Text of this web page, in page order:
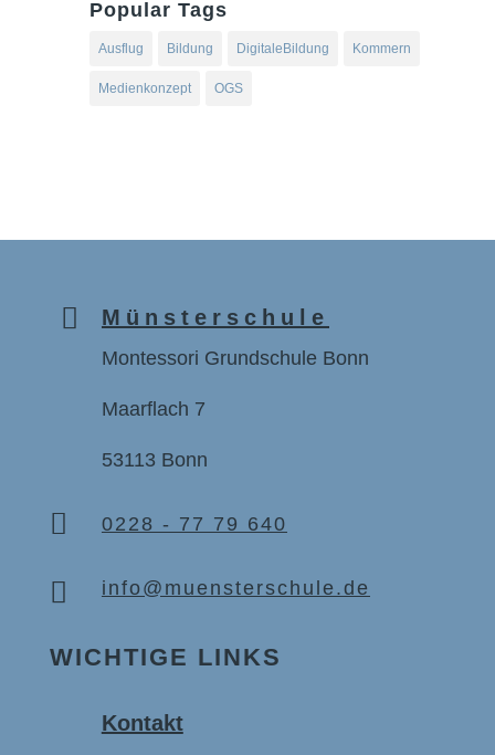
Popular Tags
Ausflug Bildung DigitaleBildung Kommern
Medienkonzept OGS
 Münsterschule
Montessori Grundschule Bonn
Maarflach 7
53113 Bonn
 0228 - 77 79 640
 info@muensterschule.de
WICHTIGE LINKS
Kontakt